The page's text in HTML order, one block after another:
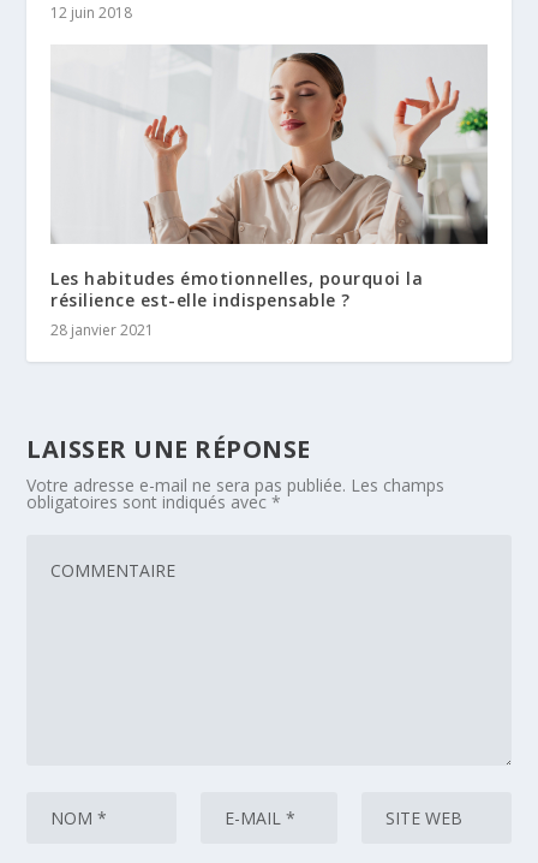
12 juin 2018
Les habitudes émotionnelles, pourquoi la
résilience est-elle indispensable ?
28 janvier 2021
LAISSER UNE RÉPONSE
Votre adresse e-mail ne sera pas publiée. Les champs
obligatoires sont indiqués avec*